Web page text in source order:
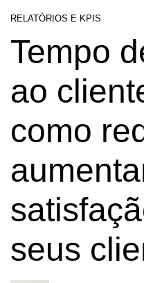
RELATÓRIOS E KPIS
Tempo
ao
como
seus